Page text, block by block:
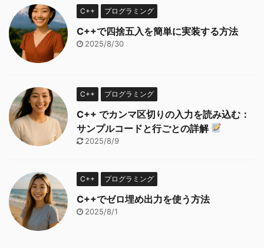
C++ プログラミング
C++で四捨五入を簡単に実装する方法
2025/8/30
C++ プログラミング
C++ でカンマ区切りの入力を読み込む：
サンプルコードと行ごとの詳解
2025/8/9
C++ プログラミング
C++でゼロ埋め出力を使う方法
2025/8/1